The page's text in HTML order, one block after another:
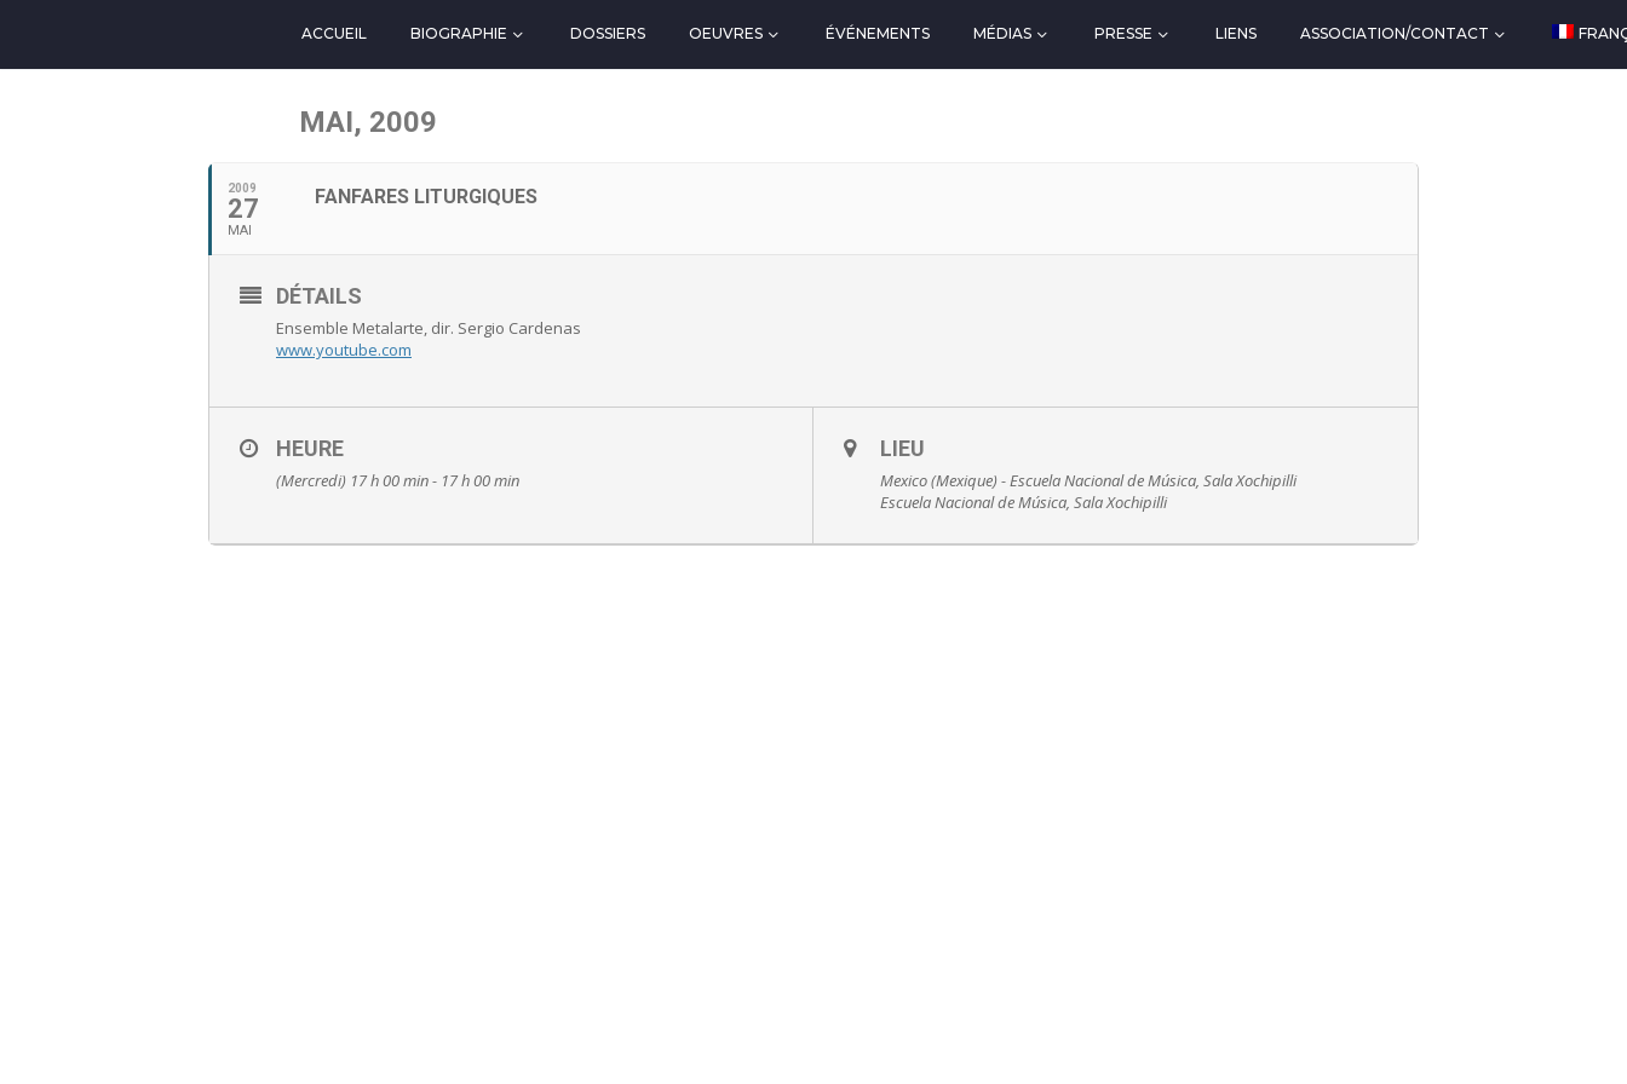
ACCUEIL BIOGRAPHIE DOSSIERS OEUVRES ÉVÉNEMENTS MÉDIAS PRESSE LIENS ASSOCIATION/CONTACT
MAI, 2009
2009
27
MAI
FANFARES LITURGIQUES
DÉTAILS
Ensemble Metalarte, dir. Sergio Cardenas
www.youtube.com
HEURE
(Mercredi) 17 h 00 min - 17 h 00 min
LIEU
Mexico (Mexique) - Escuela Nacional de Música, Sala Xochipilli
Escuela Nacional de Música, Sala Xochipilli